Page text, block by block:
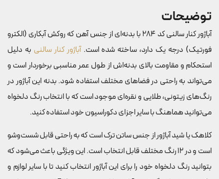
توضیحات
آباژور کنار سالنی کد 284 با بدنه‌ای از جنس آهن که روکش آبکاری (الکترو
فورتیک) درجه یک دارد، ساخته شده است.آباژور کنار سالنی به دلیل
استحکام و مقاومت بالای بدنه‌اش از طول عمر مناسبی برخوردار است و
می‌تواند به راحتی در فضاهای مختلف استفاده شود. بدنه این آباژور در
رنگ‌های زیتونی، طلایی و نقره‌ای موجود است که با انتخاب رنگ دلخواه
می‌توانید هماهنگ با سایر اجزای دکوراسیون خود استفاده کنید.
کلاهک یا شید آباژور از جنس ساتن ترک است که به راحتی قابل شست‌وشو
است و در 12 رنگ مختلف قابل انتخاب است. این ویژگی باعث می‌شود که
بتوانید رنگ دلخواه خود را برای این آباژور انتخاب کنید تا با سایر لوازم و